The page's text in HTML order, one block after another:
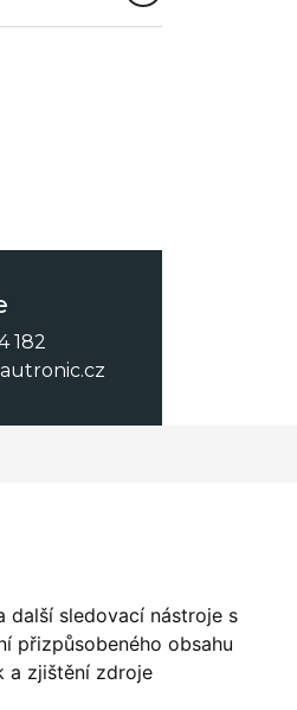
další sledovací nástroje s
přizpůsobeného obsahu
a zjištění zdroje
182